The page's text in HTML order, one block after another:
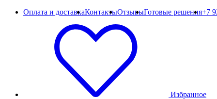
Оплата и доставкаКонтактыОтзывыГотовые решения+7
Избранное